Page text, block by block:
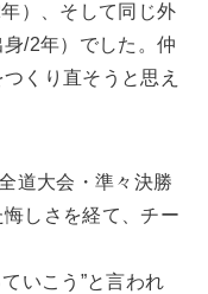
）、そして同じ外
/2年）でした。仲
くり直そうと思え
道大会・準々決勝
しさを経て、チー
いこう”と言われ